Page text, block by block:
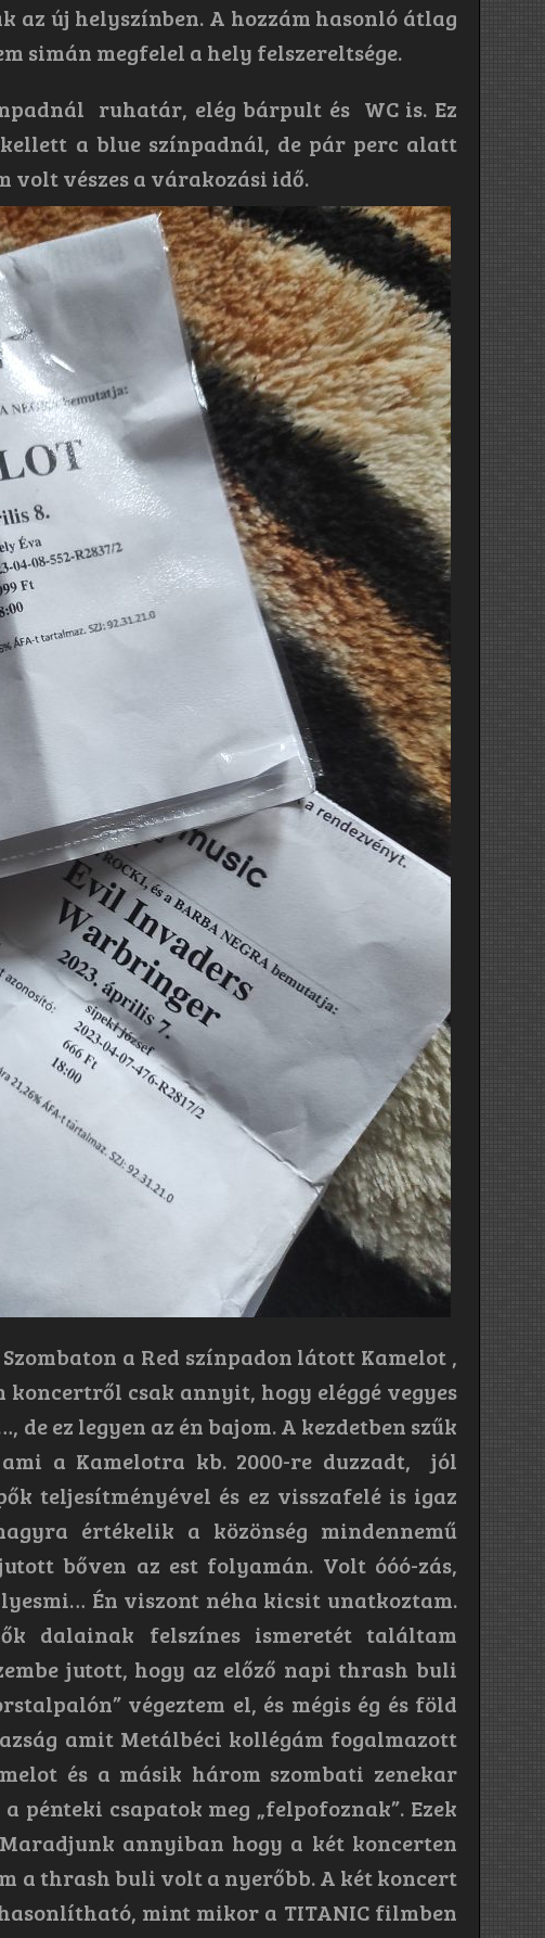
az új helyszínben. A hozzám hasonló átlag
simán megfelel a hely felszereltsége.
ruhatár, elég bárpult és WC is. Ez
a blue színpadnál, de pár perc alatt
volt vészes a várakozási idő.
a Red színpadon látott Kamelot ,
csak annyit, hogy eléggé vegyes
ez legyen az én bajom. A kezdetben szűk
a Kamelotra kb. 2000-re duzzadt, jól
teljesítményével és ez visszafelé is igaz
értékelik a közönség mindennemű
bőven az est folyamán. Volt óóó-zás,
Én viszont néha kicsit unatkoztam.
dalainak felszínes ismeretét találtam
jutott, hogy az előző napi thrash buli
végeztem el, és mégis ég és föld
amit Metálbéci kollégám fogalmazott
és a másik három szombati zenekar
pénteki csapatok meg „felpofoznak”. Ezek
annyiban hogy a két koncerten
a thrash buli volt a nyerőbb. A két koncert
mint mikor a TITANIC filmben